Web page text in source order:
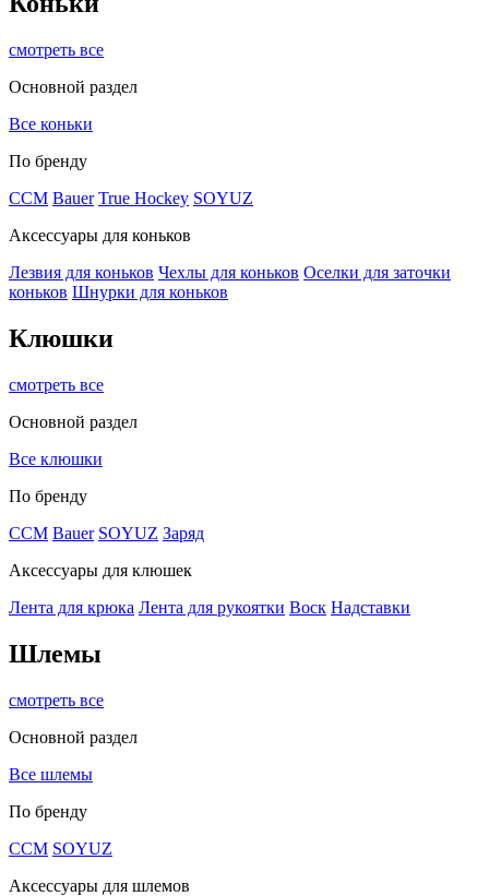
смотреть все
Основной раздел
Все коньки
По бренду
ССМ Bauer True Hockey SOYUZ
Аксессуары для коньков
Лезвия для коньков Чехлы для коньков Оселки для заточки
коньков Шнурки для коньков
Клюшки
смотреть все
Основной раздел
Все клюшки
По бренду
CCM Bauer SOYUZ Заряд
Аксессуары для клюшек
Лента для крюка Лента для рукоятки Воск Надставки
Шлемы
смотреть все
Основной раздел
Все шлемы
По бренду
CCM SOYUZ
Аксессуары для шлемов